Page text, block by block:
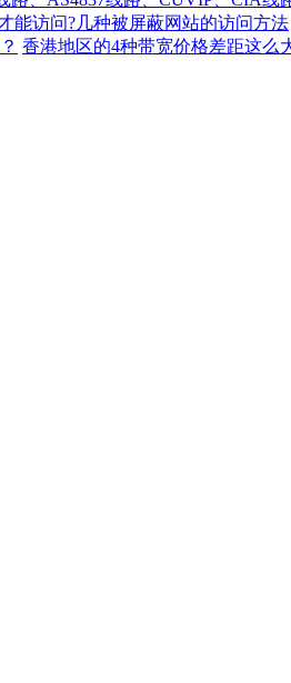
能访问?几种被屏蔽网站的访问方法
香港地区的4种带宽价格差距这么